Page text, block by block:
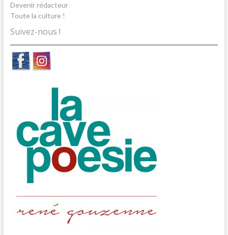
Devenir rédacteur
Toute la culture !
Suivez-nous !